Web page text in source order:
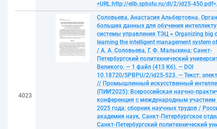
<URL:http://elib.spbstu.ru/dl/2/id25-450.pdf>.
4023
Соловьева, Анастасия Альбертовна.
больших данных для обучения
системы управления ТЭЦ = Organizing big
learning the intelligent management system
/ А. А. Соловьева, Г. Ф. Малыхина; Санкт-
Петербургский политехнический
Великого. — 1 файл (413 Кб). — DOI
10.18720/SPBPU/2/id25-523. — Текст:
// Промышленный искусственный
(ПИИ'2025): Всероссийская научно-
конференция с международным
2025 года: cборник научных трудов /
академия наук, Санкт-Петербургское
Санкт-Петербургский политехнический